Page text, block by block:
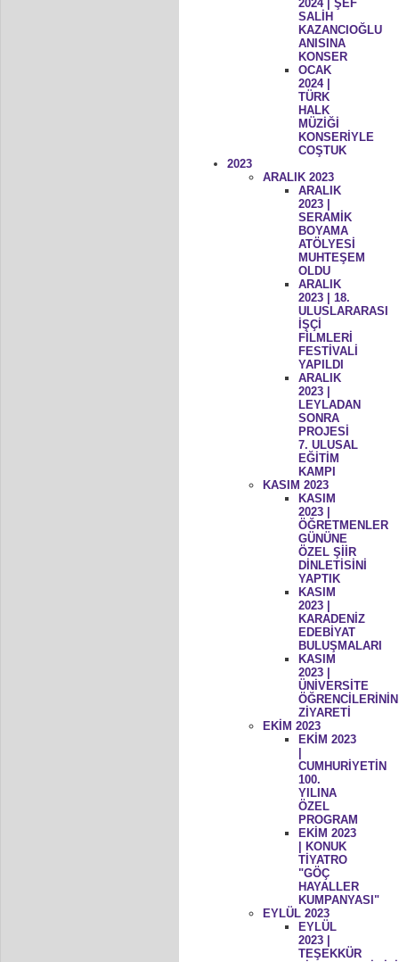
2024 | ŞEF
SALİH
KAZANCIOĞLU
ANISINA
KONSER
OCAK
2024 |
TÜRK
HALK
MÜZİĞİ
KONSERİYLE
COŞTUK
2023
ARALIK 2023
ARALIK
2023 |
SERAMİK
BOYAMA
ATÖLYESİ
MUHTEŞEM
OLDU
ARALIK
2023 | 18.
ULUSLARARASI
İŞÇİ
FİLMLERİ
FESTİVALİ
YAPILDI
ARALIK
2023 |
LEYLADAN
SONRA
PROJESİ
7. ULUSAL
EĞİTİM
KAMPI
KASIM 2023
KASIM
2023 |
ÖĞRETMENLER
GÜNÜNE
ÖZEL ŞİİR
DİNLETİSİNİ
YAPTIK
KASIM
2023 |
KARADENİZ
EDEBİYAT
BULUŞMALARI
KASIM
2023 |
ÜNİVERSİTE
ÖĞRENCİLERİNİN
ZİYARETİ
EKİM 2023
EKİM 2023
CUMHURİYETİN
100.
YILINA
ÖZEL
PROGRAM
EKİM 2023
| KONUK
TİYATRO
"GÖÇ
HAYALLER
KUMPANYASI"
EYLÜL 2023
EYLÜL
2023 |
TEŞEKKÜR